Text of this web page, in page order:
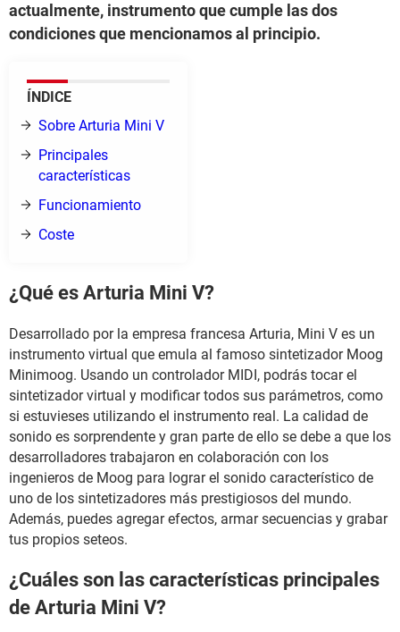
actualmente, instrumento que cumple las dos
condiciones que mencionamos al principio.
ÍNDICE
Sobre Arturia Mini V
Principales
características
Funcionamiento
Coste
¿Qué es Arturia Mini V?
Desarrollado por la empresa francesa Arturia, Mini V es un
instrumento virtual que emula al famoso sintetizador Moog
Minimoog. Usando un controlador MIDI, podrás tocar el
sintetizador virtual y modificar todos sus parámetros, como
si estuvieses utilizando el instrumento real. La calidad de
sonido es sorprendente y gran parte de ello se debe a que los
desarrolladores trabajaron en colaboración con los
ingenieros de Moog para lograr el sonido característico de
uno de los sintetizadores más prestigiosos del mundo.
Además, puedes agregar efectos, armar secuencias y grabar
tus propios seteos.
¿Cuáles son las características principales
de Arturia Mini V?